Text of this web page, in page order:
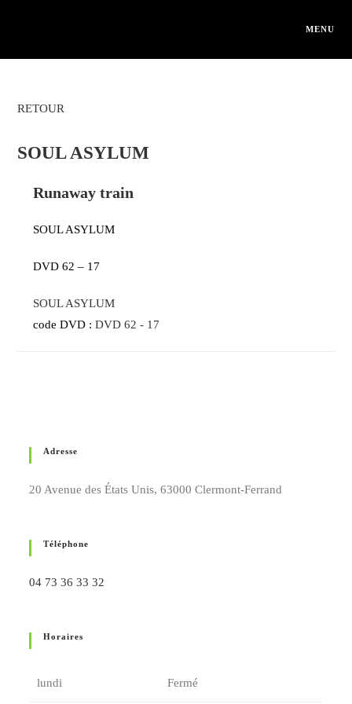
MENU
RETOUR
SOUL ASYLUM
Runaway train
SOUL ASYLUM
DVD 62 – 17
SOUL ASYLUM
code DVD :DVD 62 - 17
Adresse
20 Avenue des États Unis, 63000 Clermont-Ferrand
Téléphone
04 73 36 33 32
Horaires
lundi Fermé